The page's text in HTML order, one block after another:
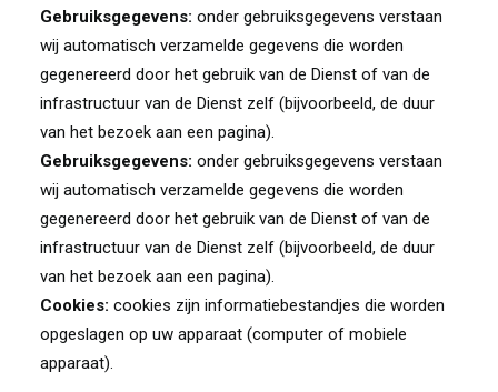
Gebruiksgegevens: onder gebruiksgegevens verstaan
wij automatisch verzamelde gegevens die worden
gegenereerd door het gebruik van de Dienst of van de
infrastructuur van de Dienst zelf (bijvoorbeeld, de duur
van het bezoek aan een pagina).
Gebruiksgegevens: onder gebruiksgegevens verstaan
wij automatisch verzamelde gegevens die worden
gegenereerd door het gebruik van de Dienst of van de
infrastructuur van de Dienst zelf (bijvoorbeeld, de duur
van het bezoek aan een pagina).
Cookies: cookies zijn informatiebestandjes die worden
opgeslagen op uw apparaat (computer of mobiele
apparaat).